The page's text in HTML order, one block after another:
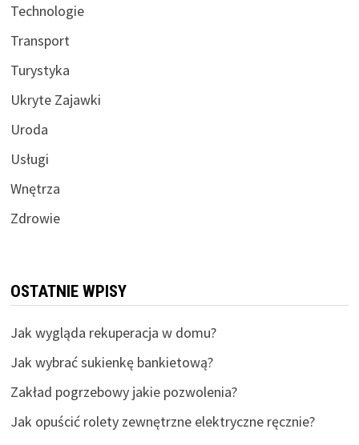
Technologie
Transport
Turystyka
Ukryte Zajawki
Uroda
Usługi
Wnętrza
Zdrowie
OSTATNIE WPISY
Jak wygląda rekuperacja w domu?
Jak wybrać sukienkę bankietową?
Zakład pogrzebowy jakie pozwolenia?
Jak opuścić rolety zewnętrzne elektryczne ręcznie?